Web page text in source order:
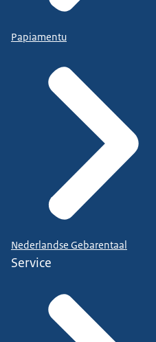
Papiamentu
Nederlandse Gebarentaal
Service